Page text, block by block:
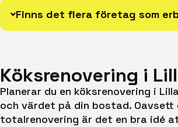
Finns det flera företag som
Köksrenovering i
Planerar du en köksrenovering i
och värdet på din bostad.
totalrenovering är det en bra idé